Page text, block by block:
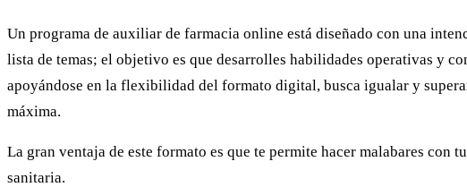
Un programa de auxiliar de farmacia online está diseñado con una
lista de temas; el objetivo es que desarrolles habilidades operativas y
apoyándose en la flexibilidad del formato digital, busca igualar y
máxima.
La gran ventaja de este formato es que te permite hacer malabares
sanitaria.